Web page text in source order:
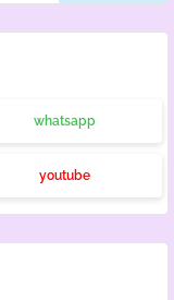
whatsapp
youtube